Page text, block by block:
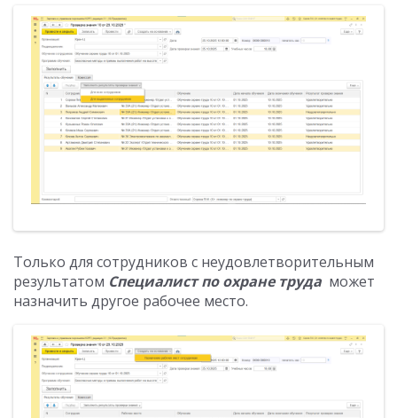
Только для сотрудников с неудовлетворительным
результатом Специалист по охране труда может
назначить другое рабочее место.